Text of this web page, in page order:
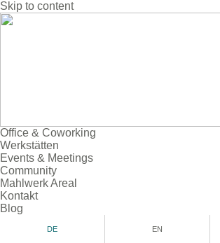
Skip to content
Office & Coworking
Werkstätten
Events & Meetings
Community
Mahlwerk Areal
Kontakt
Blog
DE EN